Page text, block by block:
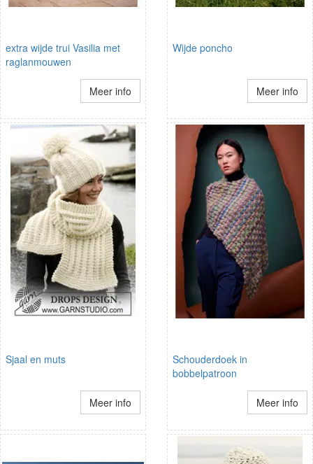
extra wijde trui Vasilia met
raglanmouwen
Meer info
Wijde poncho
Meer info
Sjaal en muts
Meer info
Schouderdoek in
bobbelpatroon
Meer info